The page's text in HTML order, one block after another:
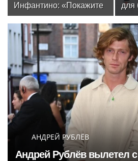
Инфантино: «Покажите
его фотографию на
улицах Москвы до ЧМ!
48 из 50 человек скажут,
что не знают, кто это.
Спросите у футбольных
людей – кто был до
Джанни? Я не помню»
для
и
АНДРЕЙ РУБЛЁВ
Андрей Рублёв вылетел с